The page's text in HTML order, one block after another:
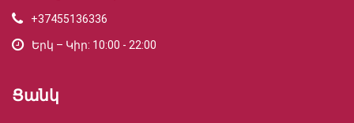
+37455136336
Երկ – Կիր: 10:00 - 22:00
Ցանկ